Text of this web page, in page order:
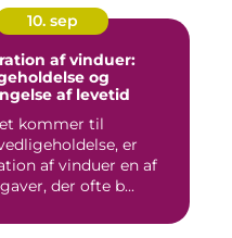
10. sep
af vinduer:
og
af levetid
kommer til
er
af vinduer en af
der ofte b...